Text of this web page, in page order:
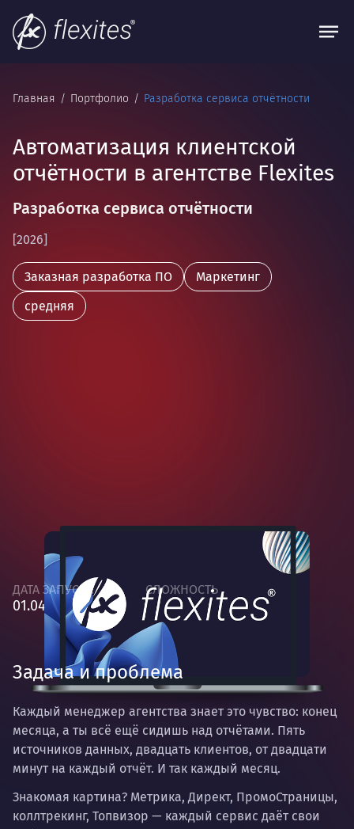
Главная Портфолио Разработка сервиса отчётности
Автоматизация клиентской
отчётности в агентстве Flexites
Разработка сервиса отчётности
[2026]
Заказная разработка ПО
Маркетинг
средняя
ДАТА ЗАПУСКА
01.04.2026
СЛОЖНОСТЬ
СРЕДНЯЯ
Задача и проблема
Каждый менеджер агентства знает это чувство: конец
месяца, а ты всё ещё сидишь над отчётами. Пять
источников данных, двадцать клиентов, от двадцати
минут на каждый отчёт. И так каждый месяц.
Знакомая картина? Метрика, Директ, ПромоСтраницы,
коллтрекинг, Топвизор — каждый сервис даёт свои